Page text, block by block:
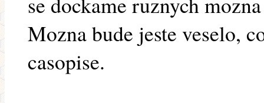
Mozna bude jeste veselo,
casopise.